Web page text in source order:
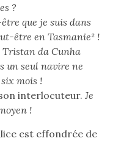
?
que je suis dans
être en Tasmanie² !
da Cunha
un seul navire ne
mois !
interlocuteur. Je
!
est effondrée de